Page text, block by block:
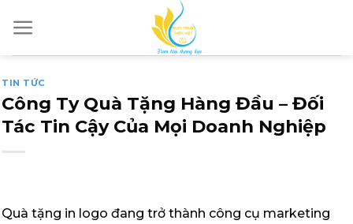
to
TIN TỨC
Công Ty Quà Tặng Hàng Đầu – Đối
Tác Tin Cậy Của Mọi Doanh Nghiệp
Quà tặng in logo đang trở thành công cụ marketing